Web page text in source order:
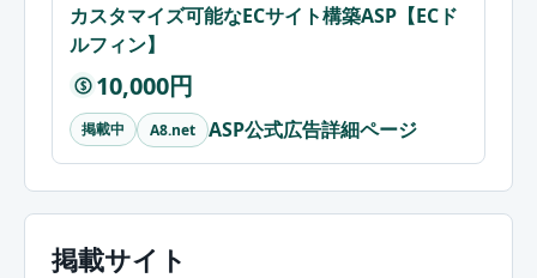
カスタマイズ可能なECサイト構築ASP【ECド
ルフィン】
$ 10,000円
掲載中 A8.net ASP公式広告詳細ページ
掲載サイト